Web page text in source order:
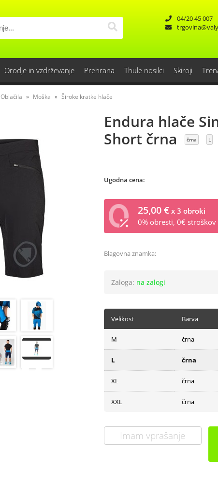
04/20 45 007
trgovina
Orodje in vzdrževanje Prehrana Thule nosilci Skiroji
Oblačila Moška Široke kratke hlače
Endura hlače
Short črna
črna L
Ugodna cena:
25,00 € x 3 obroki
0% obresti, 0€ stroškov
Blagovna znamka:
Zaloga: na zalogi
Velikost Barva
M črna
L črna
XL črna
XXL črna
Imam vprašanje